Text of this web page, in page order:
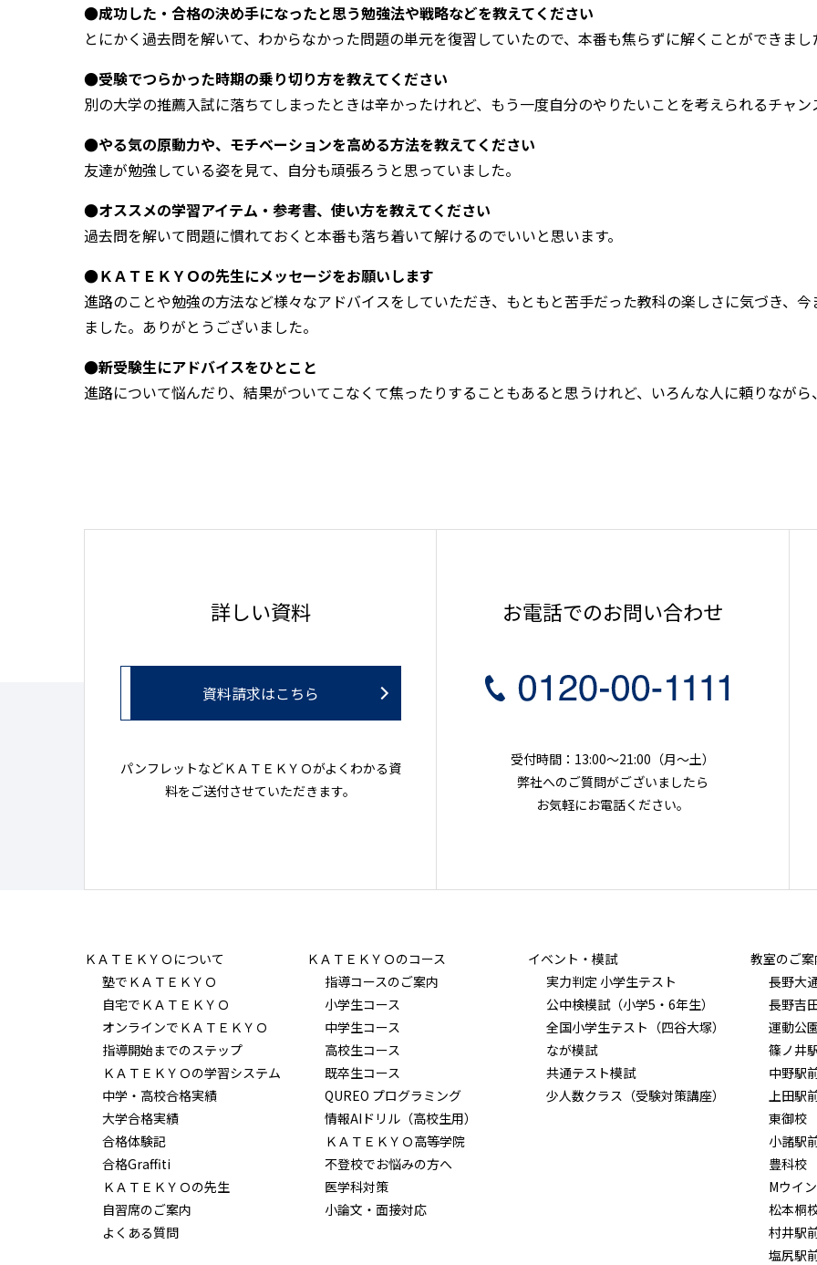
●成功した・合格の決め手になったと思う勉強法や戦略などを教えてください
とにかく過去問を解いて、わからなかった問題の単元を復習していたので、本番も焦らずに解くことができまし
●受験でつらかった時期の乗り切り方を教えてください
別の大学の推薦入試に落ちてしまったときは辛かったけれど、もう一度自分のやりたいことを考えられるチャ
●やる気の原動力や、モチベーションを高める方法を教えてください
友達が勉強している姿を見て、自分も頑張ろうと思っていました。
●オススメの学習アイテム・参考書、使い方を教えてください
過去問を解いて問題に慣れておくと本番も落ち着いて解けるのでいいと思います。
●ＫＡＴＥＫＹＯの先生にメッセージをお願いします
進路のことや勉強の方法など様々なアドバイスをしていただき、もともと苦手だった教科の楽しさに気づき、
ました。ありがとうございました。
●新受験生にアドバイスをひとこと
進路について悩んだり、結果がついてこなくて焦ったりすることもあると思うけれど、いろんな人に頼りなが
詳しい資料
資料請求はこちら
パンフレットなどＫＡＴＥＫＹＯがよくわかる資
料をご送付させていただきます。
お電話でのお問い合わせ
受付時間：13:00～21:00（月〜土）
弊社へのご質問がございましたら
お気軽にお電話ください。
ＫＡＴＥＫＹＯについて
塾でＫＡＴＥＫＹＯ
自宅でＫＡＴＥＫＹＯ
オンラインでＫＡＴＥＫＹＯ
指導開始までのステップ
ＫＡＴＥＫＹＯの学習システム
中学・高校合格実績
大学合格実績
合格体験記
合格Graffiti
ＫＡＴＥＫＹＯの先生
自習席のご案内
よくある質問
ＫＡＴＥＫＹＯのコース
指導コースのご案内
小学生コース
中学生コース
高校生コース
既卒生コース
QUREO プログラミング
情報AIドリル（高校生用）
ＫＡＴＥＫＹＯ高等学院
不登校でお悩みの方へ
医学科対策
小論文・面接対応
イベント・模試
実力判定 小学生テスト
公中検模試（小学5・6年生）
全国小学生テスト（四谷大塚）
なが模試
共通テスト模試
少人数クラス（受験対策講座）
教室のご
長野大
長野吉
運動公
篠ノ井
中野駅
上田駅
東御校
小諸駅
豊科校
Mウイ
松本桐
村井駅
塩尻駅